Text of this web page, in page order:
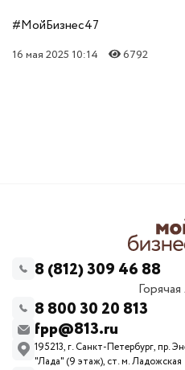
#МойБизнес47
16 мая 2025 10:14 6792
8 (812) 309 46 88
8 800 30 20 813
fpp@813.ru
195213, г. Санкт-Петербург, пр.
"Лада" (9 этаж), ст. м. Ладожская